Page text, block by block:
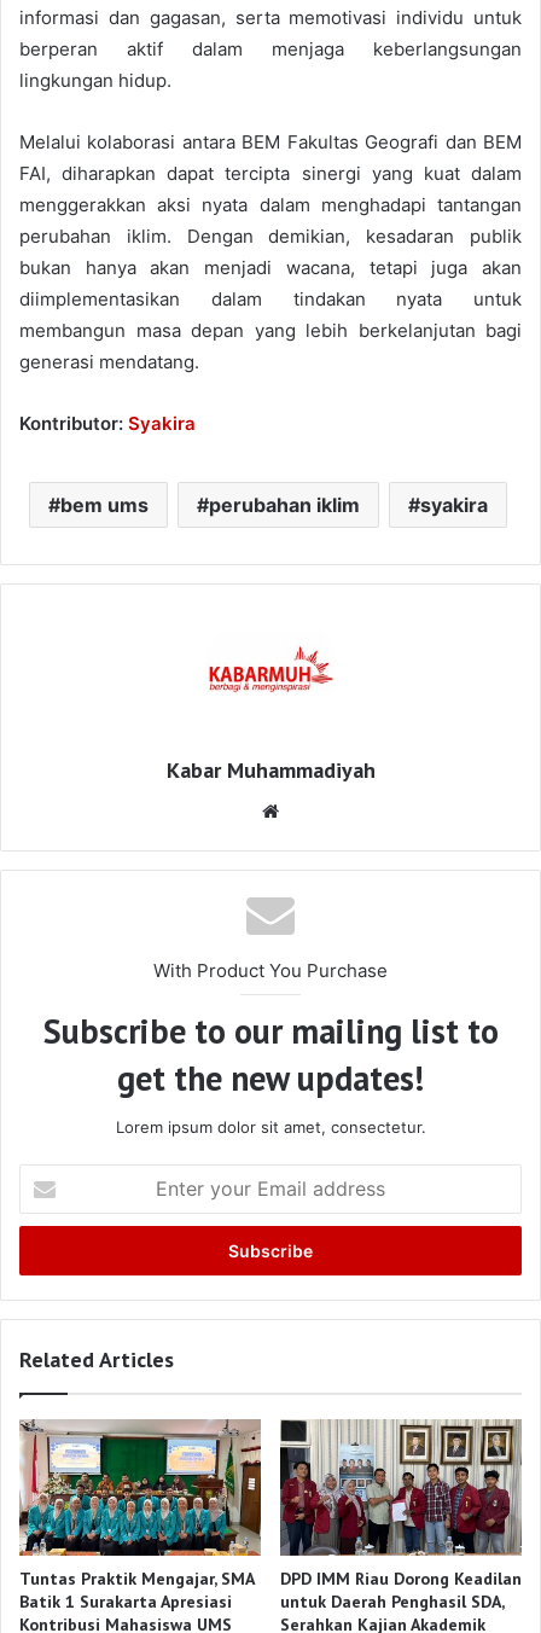
informasi dan gagasan, serta memotivasi individu untuk
berperan aktif dalam menjaga keberlangsungan
lingkungan hidup.
Melalui kolaborasi antara BEM Fakultas Geografi dan BEM
FAI, diharapkan dapat tercipta sinergi yang kuat dalam
menggerakkan aksi nyata dalam menghadapi tantangan
perubahan iklim. Dengan demikian, kesadaran publik
bukan hanya akan menjadi wacana, tetapi juga akan
diimplementasikan dalam tindakan nyata untuk
membangun masa depan yang lebih berkelanjutan bagi
generasi mendatang.
Kontributor: Syakira
bem ums perubahan iklim syakira
Kabar Muhammadiyah
With Product You Purchase
Subscribe to our mailing list to
get the new updates!
Lorem ipsum dolor sit amet, consectetur.
your
Email
Related Articles
Tuntas Praktik Mengajar, SMA
Batik 1 Surakarta Apresiasi
Kontribusi Mahasiswa UMS
DPD IMM Riau Dorong Keadilan
untuk Daerah Penghasil SDA,
Serahkan Kajian Akademik